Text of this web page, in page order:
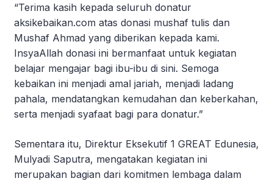
“Terima kasih kepada seluruh donatur
aksikebaikan.com atas donasi mushaf tulis dan
Mushaf Ahmad yang diberikan kepada kami.
InsyaAllah donasi ini bermanfaat untuk kegiatan
belajar mengajar bagi ibu-ibu di sini. Semoga
kebaikan ini menjadi amal jariah, menjadi ladang
pahala, mendatangkan kemudahan dan keberkahan,
serta menjadi syafaat bagi para donatur.”
Sementara itu, Direktur Eksekutif 1 GREAT Edunesia,
Mulyadi Saputra, mengatakan kegiatan ini
merupakan bagian dari komitmen lembaga dalam